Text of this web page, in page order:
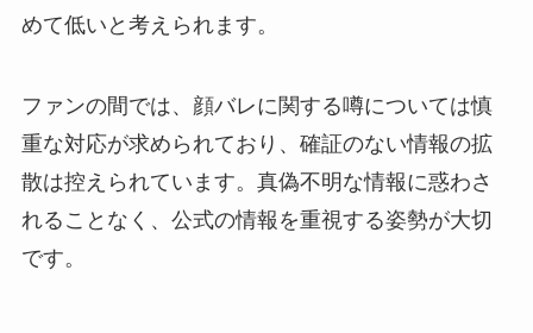
めて低いと考えられます。
ファンの間では、顔バレに関する噂については慎
重な対応が求められており、確証のない情報の拡
散は控えられています。真偽不明な情報に惑わさ
れることなく、公式の情報を重視する姿勢が大切
です。